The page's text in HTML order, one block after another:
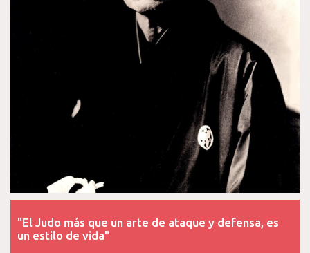
"El Judo más que un arte de ataque y defensa, es
un estilo de vida"